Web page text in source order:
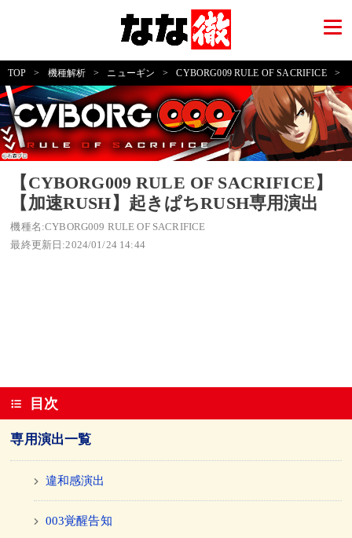
TOP > 機種解析 > ニューギン > CYBORG009 RULE OF SACRIFICE >
【CYBORG009 RULE OF SACRIFICE】
【加速RUSH】起きぱちRUSH専用演出
機種名:CYBORG009 RULE OF SACRIFICE
最終更新日:2024/01/24 14:44
目次
専用演出一覧
違和感演出
003覚醒告知